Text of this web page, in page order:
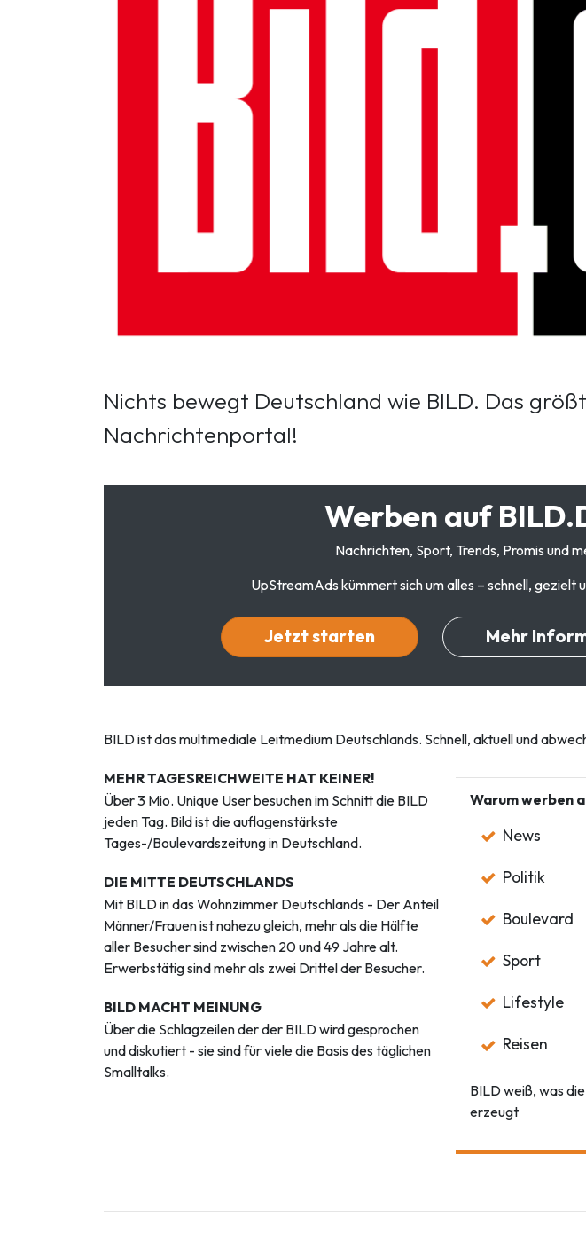
Nichts bewegt Deutschland wie BILD. Das
Nachrichtenportal!
Werben auf
Nachrichten, Sport, Trends, Promis und
UpStreamAds kümmert sich um alles – schnell, gezielt
Jetzt starten Mehr
BILD ist das multimediale Leitmedium Deutschlands. Schnell, aktuell und
Warum werben
News
Politik
Boulevard
Sport
Lifestyle
Reisen
BILD weiß, was
erzeugt
MEHR TAGESREICHWEITE HAT KEINER!
Über 3 Mio. Unique User besuchen im Schnitt die BILD
jeden Tag. Bild ist die auflagenstärkste
Tages-/Boulevardszeitung in Deutschland.
DIE MITTE DEUTSCHLANDS
Mit BILD in das Wohnzimmer Deutschlands - Der Anteil
Männer/Frauen ist nahezu gleich, mehr als die Hälfte
aller Besucher sind zwischen 20 und 49 Jahre alt.
Erwerbstätig sind mehr als zwei Drittel der Besucher.
BILD MACHT MEINUNG
Über die Schlagzeilen der der BILD wird gesprochen
und diskutiert - sie sind für viele die Basis des täglichen
Smalltalks.